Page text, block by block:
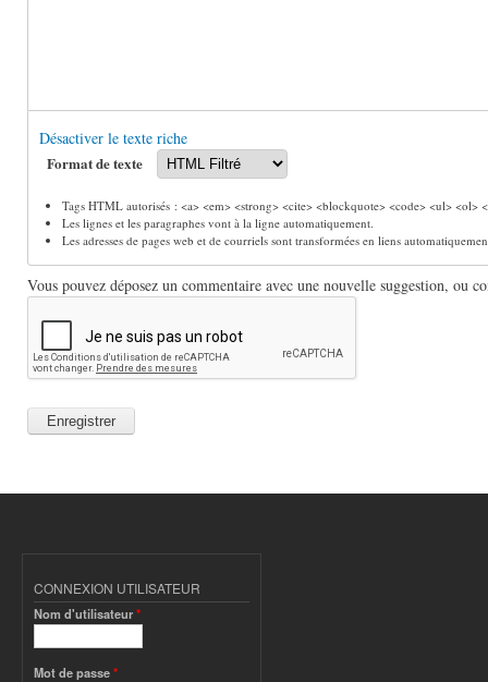
Désactiver le texte riche
Format de texte
Tags HTML autorisés : <a> <em> <strong> <cite> <blockquote> <code> <ul>
Les lignes et les paragraphes vont à la ligne automatiquement.
Les adresses de pages web et de courriels sont transformées en liens
Vous pouvez déposez un commentaire avec une nouvelle suggestion, ou
CONNEXION UTILISATEUR
Nom d'utilisateur*
Mot de passe*